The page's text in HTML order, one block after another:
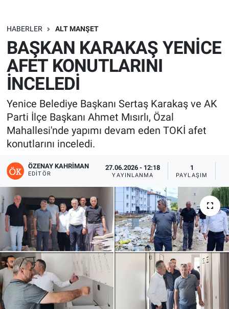
HABERLER ALT MANŞET
BAŞKAN KARAKAŞ YENİCE
AFET KONUTLARINI
İNCELEDİ
Yenice Belediye Başkanı Sertaş Karakaş ve AK
Parti İlçe Başkanı Ahmet Mısırlı, Özal
Mahallesi'nde yapımı devam eden TOKİ afet
konutlarını inceledi.
ÖZENAY KAHRIMAN
EDITÖR
27.06.2026 - 12:18
YAYINLANMA
1
PAYLAŞIM